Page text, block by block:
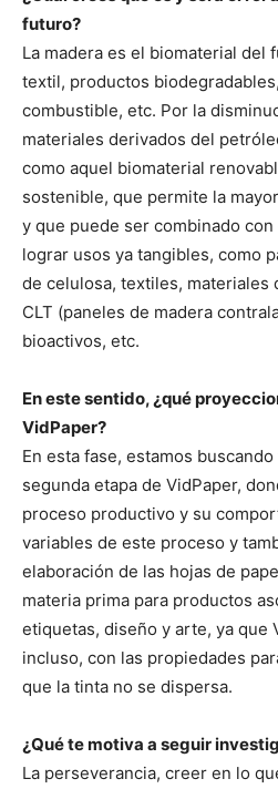
futuro?
La madera es el biomaterial del
textil, productos
combustible, etc. Por la
materiales derivados del
como aquel biomaterial
sostenible, que permite la
y que puede ser combinado
lograr usos ya tangibles, como
de celulosa, textiles, materiales
CLT (paneles de madera
bioactivos, etc.
En este sentido, ¿qué
VidPaper?
En esta fase, estamos
segunda etapa de VidPaper,
proceso productivo y su
variables de este proceso y
elaboración de las hojas de
materia prima para productos
etiquetas, diseño y arte, ya que
incluso, con las propiedades
que la tinta no se dispersa.
¿Qué te motiva a seguir
La perseverancia, creer en lo